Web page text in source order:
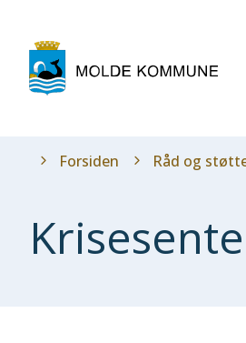
Du
Forsiden Råd og